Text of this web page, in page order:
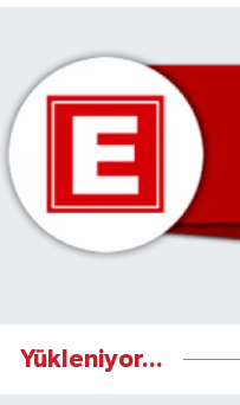
Yükleniyor...